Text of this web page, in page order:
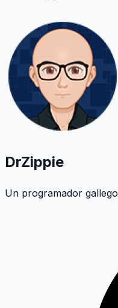
DrZippie
Un programador gallego